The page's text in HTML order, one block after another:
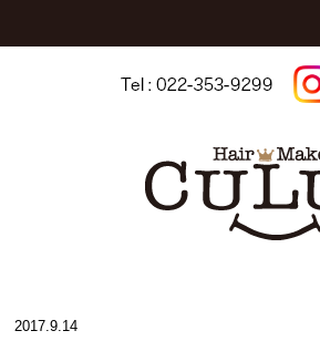
2017.9.14